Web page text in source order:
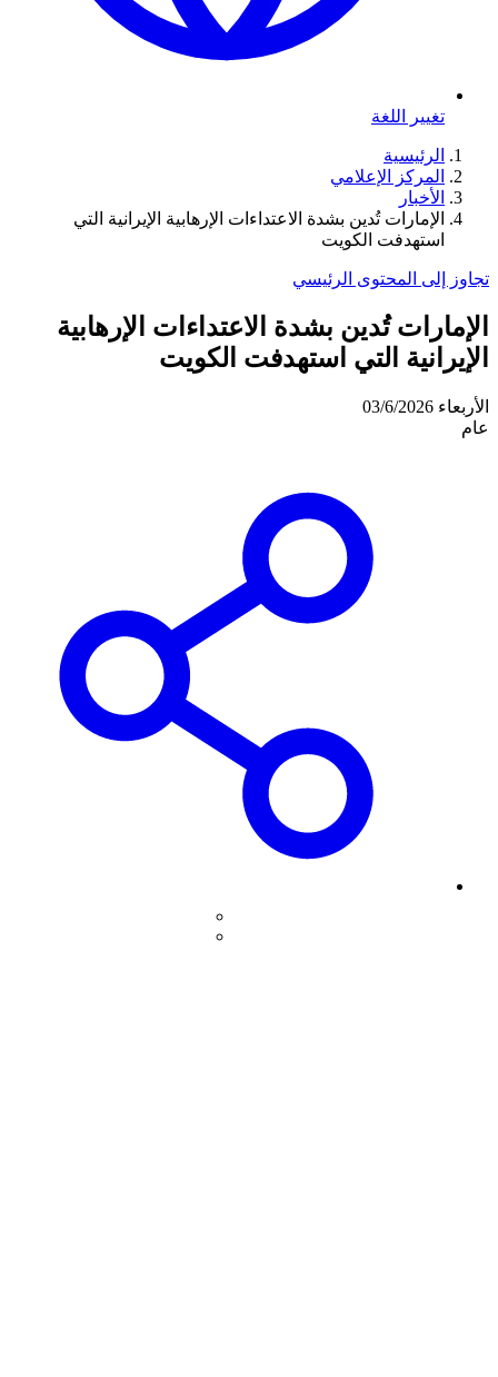
تغيير اللغة
الرئيسية
المركز الإعلامي
الأخبار
الإمارات تُدين بشدة الاعتداءات الإرهابية الإيرانية التي
استهدفت الكويت
تجاوز إلى المحتوى الرئيسي
الإمارات تُدين بشدة الاعتداءات الإرهابية
الإيرانية التي استهدفت الكويت
الأربعاء 03/6/2026
عام